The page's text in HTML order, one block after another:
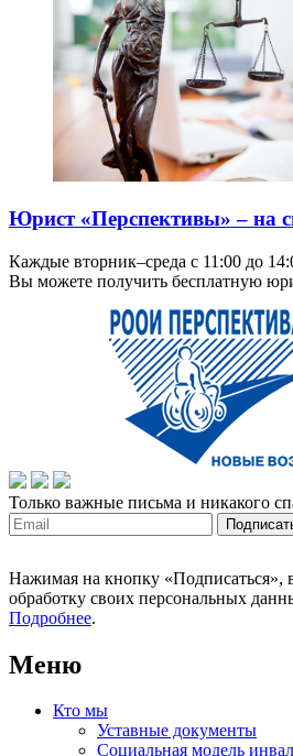
Юрист «Перспективы» – на
Каждые вторник–среда с 11:00 до
Вы можете получить бесплатную
Только важные письма и никакого
Нажимая на кнопку «Подписаться»,
обработку своих персональных
Подробнее.
Меню
Кто мы
Уставные документы
Социальная модель